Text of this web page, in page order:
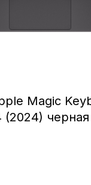
Magic
(2024) черная